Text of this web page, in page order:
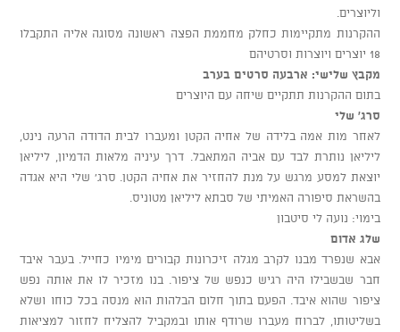
וליוצרים.
ההקרנות מתקיימות כחלק מחממת הפצה ראשונה מסוגה אליה התקבלו
18 יוצרים ויוצרות וסרטיהם
מקבץ שלישי: ארבעה סרטים בערב
בתום ההקרנות תתקיים שיחה עם היוצרים
סרג' שלי
לאחר מות אמה בלידה של אחיה הקטן ומעברו לבית הדודה הרעה נינט,
ליליאן נותרת לבד עם אביה המתאבל. דרך עיניה מלאות הדמיון, ליליאן
יוצאת למסע מרגש על מנת להחזיר את אחיה הקטן. סרג' שלי היא אגדה
בהשראת סיפורה האמיתי של סבתא ליליאן מטוניס.
בימוי: נועה לי סיטבון
שלג אדום
אבא שנפרד מבנו לקרב מגלה זיכרונות קבורים מימיו כחייל. בעבר איבד
חבר שבשבילו היה רגיש כנפש של ציפור. בנו מזכיר לו את אותה נפש
ציפור שהוא איבד. הפעם בתוך חלום הבלהות הוא מנסה בכל כוחו ושלא
בשליטותו, לברוח מעברו שרודף אותו ובמקביל להצליח לחזור למציאות